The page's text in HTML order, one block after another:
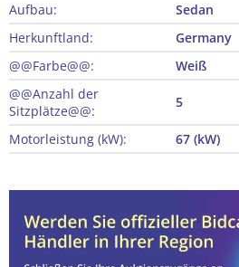
Aufbau:
Sedan
Herkunftland:
Germany
@@Farbe@@:
Weiß
@@Anzahl der
Sitzplätze@@:
5
Motorleistung (kW): 67 (kW)